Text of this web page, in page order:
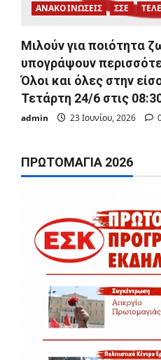
ΑΝΑΚΟΙΝΩΣΕΙΣ ΣΣΕ
Μιλούν για ποιότητα
υπογράψουν
Όλοι και όλες στην
Τετάρτη 24/6 στις
admin 23 Ιουνίου, 2026
ΠΡΩΤΟΜΑΓΙΆ 2026